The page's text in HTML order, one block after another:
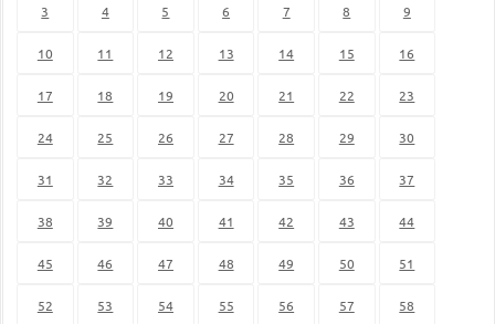
3 4 5 6 7 8 9
10 11 12 13 14 15 16
17 18 19 20 21 22 23
24 25 26 27 28 29 30
31 32 33 34 35 36 37
38 39 40 41 42 43 44
45 46 47 48 49 50 51
52 53 54 55 56 57 58